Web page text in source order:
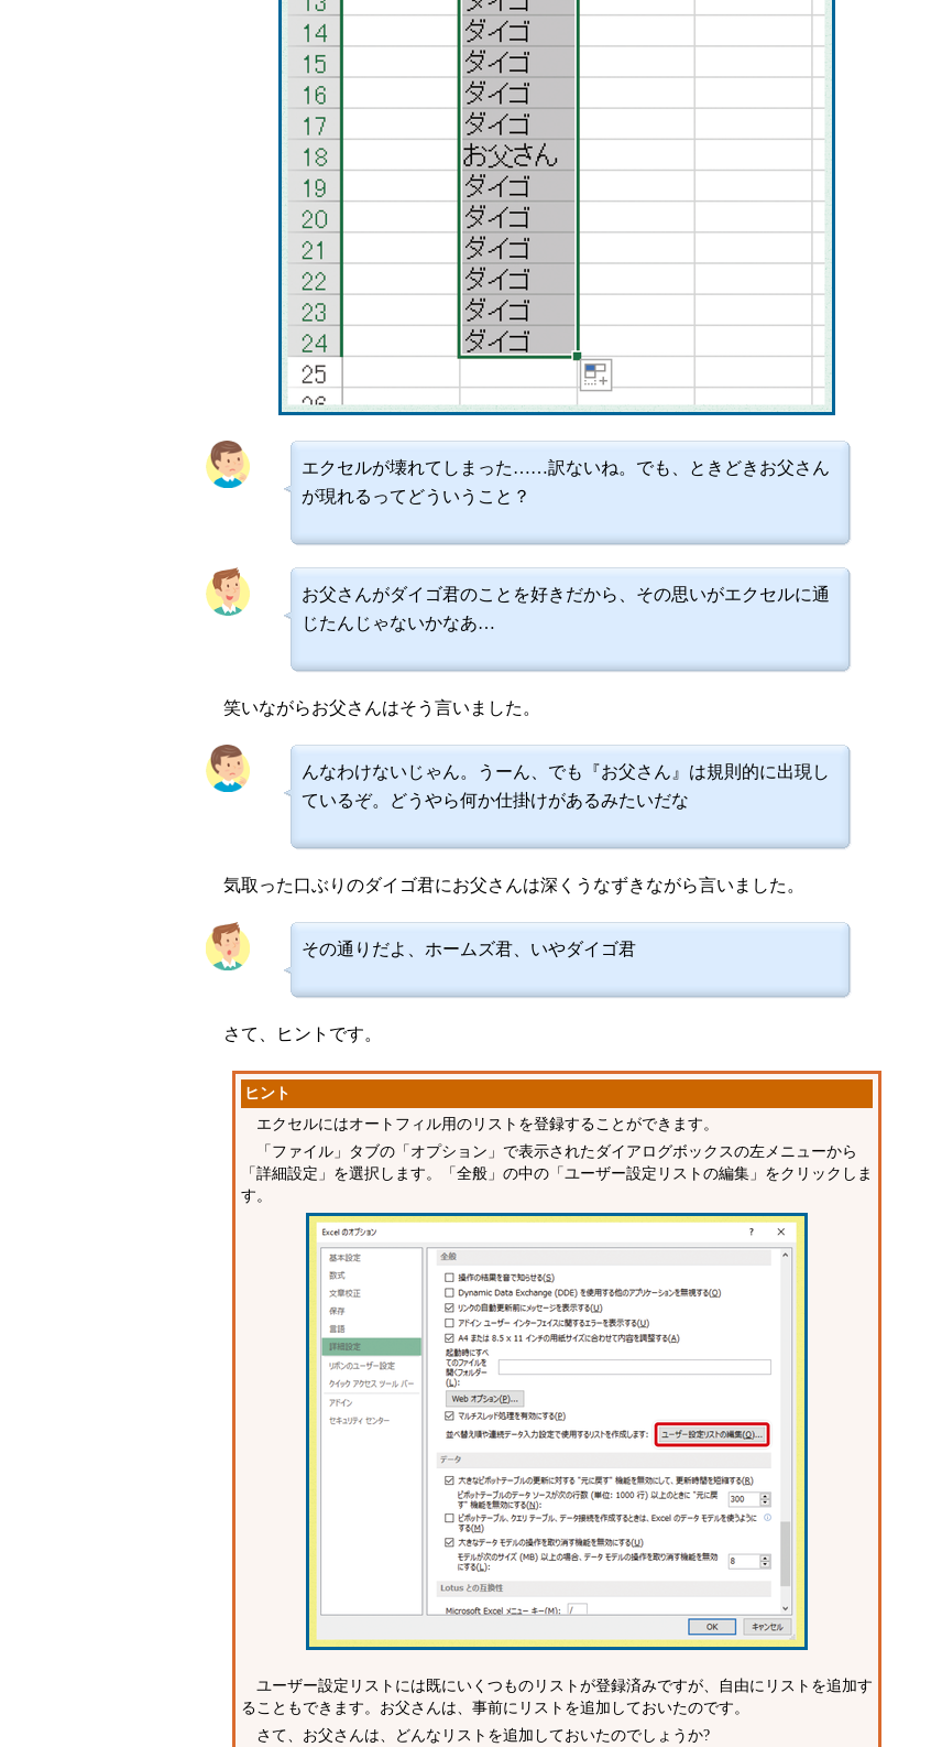
エクセルが壊れてしまった……訳ないね。でも、ときどきお父さん
が現れるってどういうこと？
お父さんがダイゴ君のことを好きだから、その思いがエクセルに通
じたんじゃないかなあ…
笑いながらお父さんはそう言いました。
んなわけないじゃん。うーん、でも『お父さん』は規則的に出現し
ているぞ。どうやら何か仕掛けがあるみたいだな
気取った口ぶりのダイゴ君にお父さんは深くうなずきながら言いました。
その通りだよ、ホームズ君、いやダイゴ君
さて、ヒントです。
ヒント
エクセルにはオートフィル用のリストを登録することができます。
「ファイル」タブの「オプション」で表示されたダイアログボックスの左メニューから
「詳細設定」を選択します。「全般」の中の「ユーザー設定リストの編集」をクリックしま
す。
ユーザー設定リストには既にいくつものリストが登録済みですが、自由にリストを追加す
ることもできます。お父さんは、事前にリストを追加しておいたのです。
さて、お父さんは、どんなリストを追加しておいたのでしょうか?